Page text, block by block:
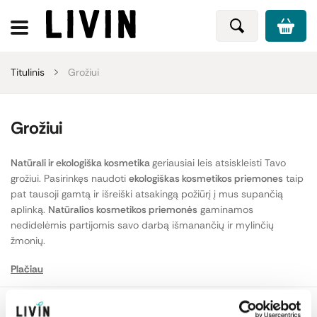
Titulinis Grožiui
Grožiui
Natūrali ir ekologiška kosmetikageriausiai leis atsiskleisti Tavo
grožiui. Pasirinkęs naudoti ekologiškas kosmetikos priemones taip
pat tausoji gamtą ir išreiški atsakingą požiūrį į mus supančią
aplinką. Natūralios kosmetikos priemonės gaminamos
nedidelėmis partijomis savo darbą išmanančių ir mylinčių
žmonių.
Kosmetikos priemonės
komponentų, todėl juose nėra silikonų, parafino ir kitų naftos
chemijos produktų, sintetinių kvapų, dažiklių ir konservantų. Todėl
Plačiau
Veido odos priežiūra Kūno odos priežiūra